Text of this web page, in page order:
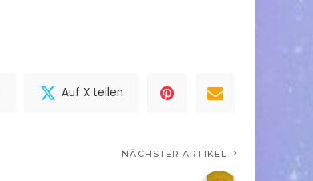
Auf X teilen
NÄCHSTER ARTIKEL